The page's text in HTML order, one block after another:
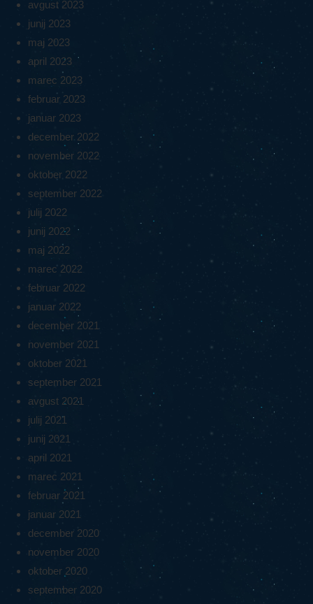
avgust 2023
junij 2023
maj 2023
april 2023
marec 2023
februar 2023
januar 2023
december 2022
november 2022
oktober 2022
september 2022
julij 2022
junij 2022
maj 2022
marec 2022
februar 2022
januar 2022
december 2021
november 2021
oktober 2021
september 2021
avgust 2021
julij 2021
junij 2021
april 2021
marec 2021
februar 2021
januar 2021
december 2020
november 2020
oktober 2020
september 2020